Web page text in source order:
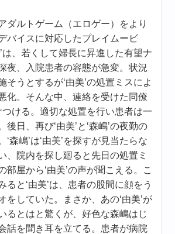
ダルトゲーム（エロゲー）をより
バイスに対応したプレイムービ
は、若くして婦長に昇進した有望ナ
夜、入院患者の容態が急変。状況
そうとするが‘由美’の処置ミスによ
化。そんな中、連絡を受けた同僚
つける。適切な処置を行い患者は一
後日、再び‘由美’と‘森嶋’の夜勤の
‘森嶋’は‘由美’を探すが見当たらな
、院内を探し廻ると先日の処置ミ
部屋から‘由美’の声が聞こえる。こ
ると‘由美’は、患者の股間に顔をう
をしていた。まさか、あの‘由美’が
るとはと驚くが、好色な森嶋はじ
話を聞き耳を立てる。患者が病院